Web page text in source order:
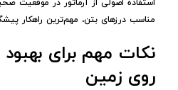
استفاده اصولی از آرماتور در موقعیت
مناسب درزهای بتن، مهم‌ترین راهکار
نکات مهم برای
روی زمین